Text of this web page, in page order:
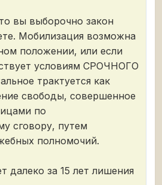
вы выборочно закон
Мобилизация возможна
положении, или если
условиям СРОЧНОГО
трактуется как
свободы, совершенное
по
сговору, путем
полномочий.
далеко за 15 лет лишения